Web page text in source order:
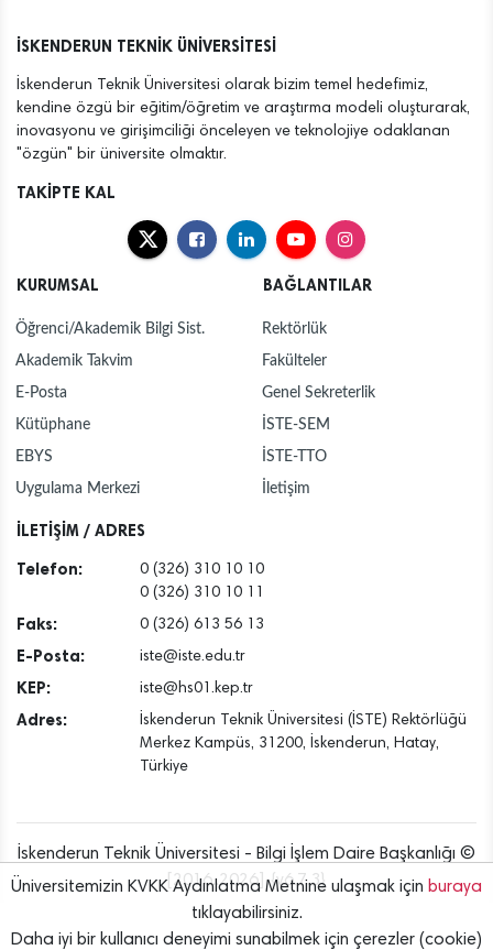
İSKENDERUN TEKNİK ÜNİVERSİTESİ
İskenderun Teknik Üniversitesi olarak bizim temel hedefimiz,
kendine özgü bir eğitim/öğretim ve araştırma modeli oluşturarak,
inovasyonu ve girişimciliği önceleyen ve teknolojiye odaklanan
"özgün" bir üniversite olmaktır.
TAKİPTE KAL
KURUMSAL
Öğrenci/Akademik Bilgi Sist.
Akademik Takvim
E-Posta
Kütüphane
EBYS
Uygulama Merkezi
BAĞLANTILAR
Rektörlük
Fakülteler
Genel Sekreterlik
İSTE-SEM
İSTE-TTO
İletişim
İLETİŞİM / ADRES
Telefon:
0 (326) 310 10 10
0 (326) 310 10 11
Faks: 0 (326) 613 56 13
E-Posta: iste@iste.edu.tr
KEP: iste@hs01.kep.tr
Adres:
İskenderun Teknik Üniversitesi (İSTE) Rektörlüğü
Merkez Kampüs, 31200, İskenderun, Hatay,
Türkiye
İskenderun Teknik Üniversitesi - Bilgi İşlem Daire Başkanlığı ©
[2016..2026] {v6.7.3}
Üniversitemizin KVKK Aydınlatma Metnine ulaşmak için buraya
tıklayabilirsiniz.
Daha iyi bir kullanıcı deneyimi sunabilmek için çerezler (cookie)